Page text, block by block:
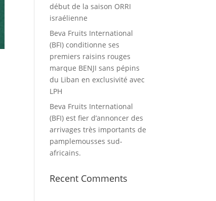
début de la saison ORRI
israélienne
Beva Fruits International
(BFI) conditionne ses
premiers raisins rouges
marque BENJI sans pépins
du Liban en exclusivité avec
LPH
Beva Fruits International
(BFI) est fier d’annoncer des
arrivages très importants de
pamplemousses sud-
africains.
Recent Comments